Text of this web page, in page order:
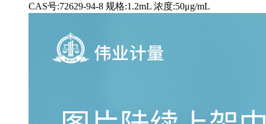
CAS号:72629-94-8 规格:1.2mL 浓度:50μg/mL